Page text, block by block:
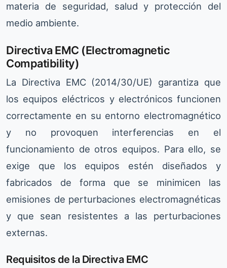
materia de seguridad, salud y protección del
medio ambiente.
Directiva EMC (Electromagnetic
Compatibility)
La Directiva EMC (2014/30/UE) garantiza que
los equipos eléctricos y electrónicos funcionen
correctamente en su entorno electromagnético
y no provoquen interferencias en el
funcionamiento de otros equipos. Para ello, se
exige que los equipos estén diseñados y
fabricados de forma que se minimicen las
emisiones de perturbaciones electromagnéticas
y que sean resistentes a las perturbaciones
externas.
Requisitos de la Directiva EMC